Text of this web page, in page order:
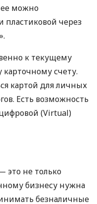
можно
пластиковой через
к текущему
счету.
картой для личных
Есть возможность
(Virtual)
это не только
бизнесу нужна
безналичные